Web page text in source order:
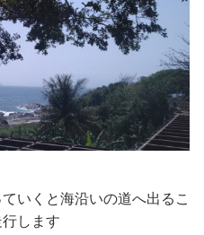
いくと海沿いの道へ出るこ
します